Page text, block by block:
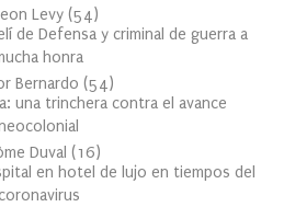
Levy (54)
de Defensa y criminal de guerra a
honra
Bernardo (54)
una trinchera contra el avance
Duval (16)
en hotel de lujo en tiempos del